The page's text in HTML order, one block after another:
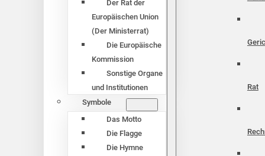
Der Rat der
Europäischen Union
(Der Ministerrat)
Die Europäische
Kommission
Sonstige Organe
und Institutionen
Symbole
Das Motto
Die Flagge
Die Hymne
Rat